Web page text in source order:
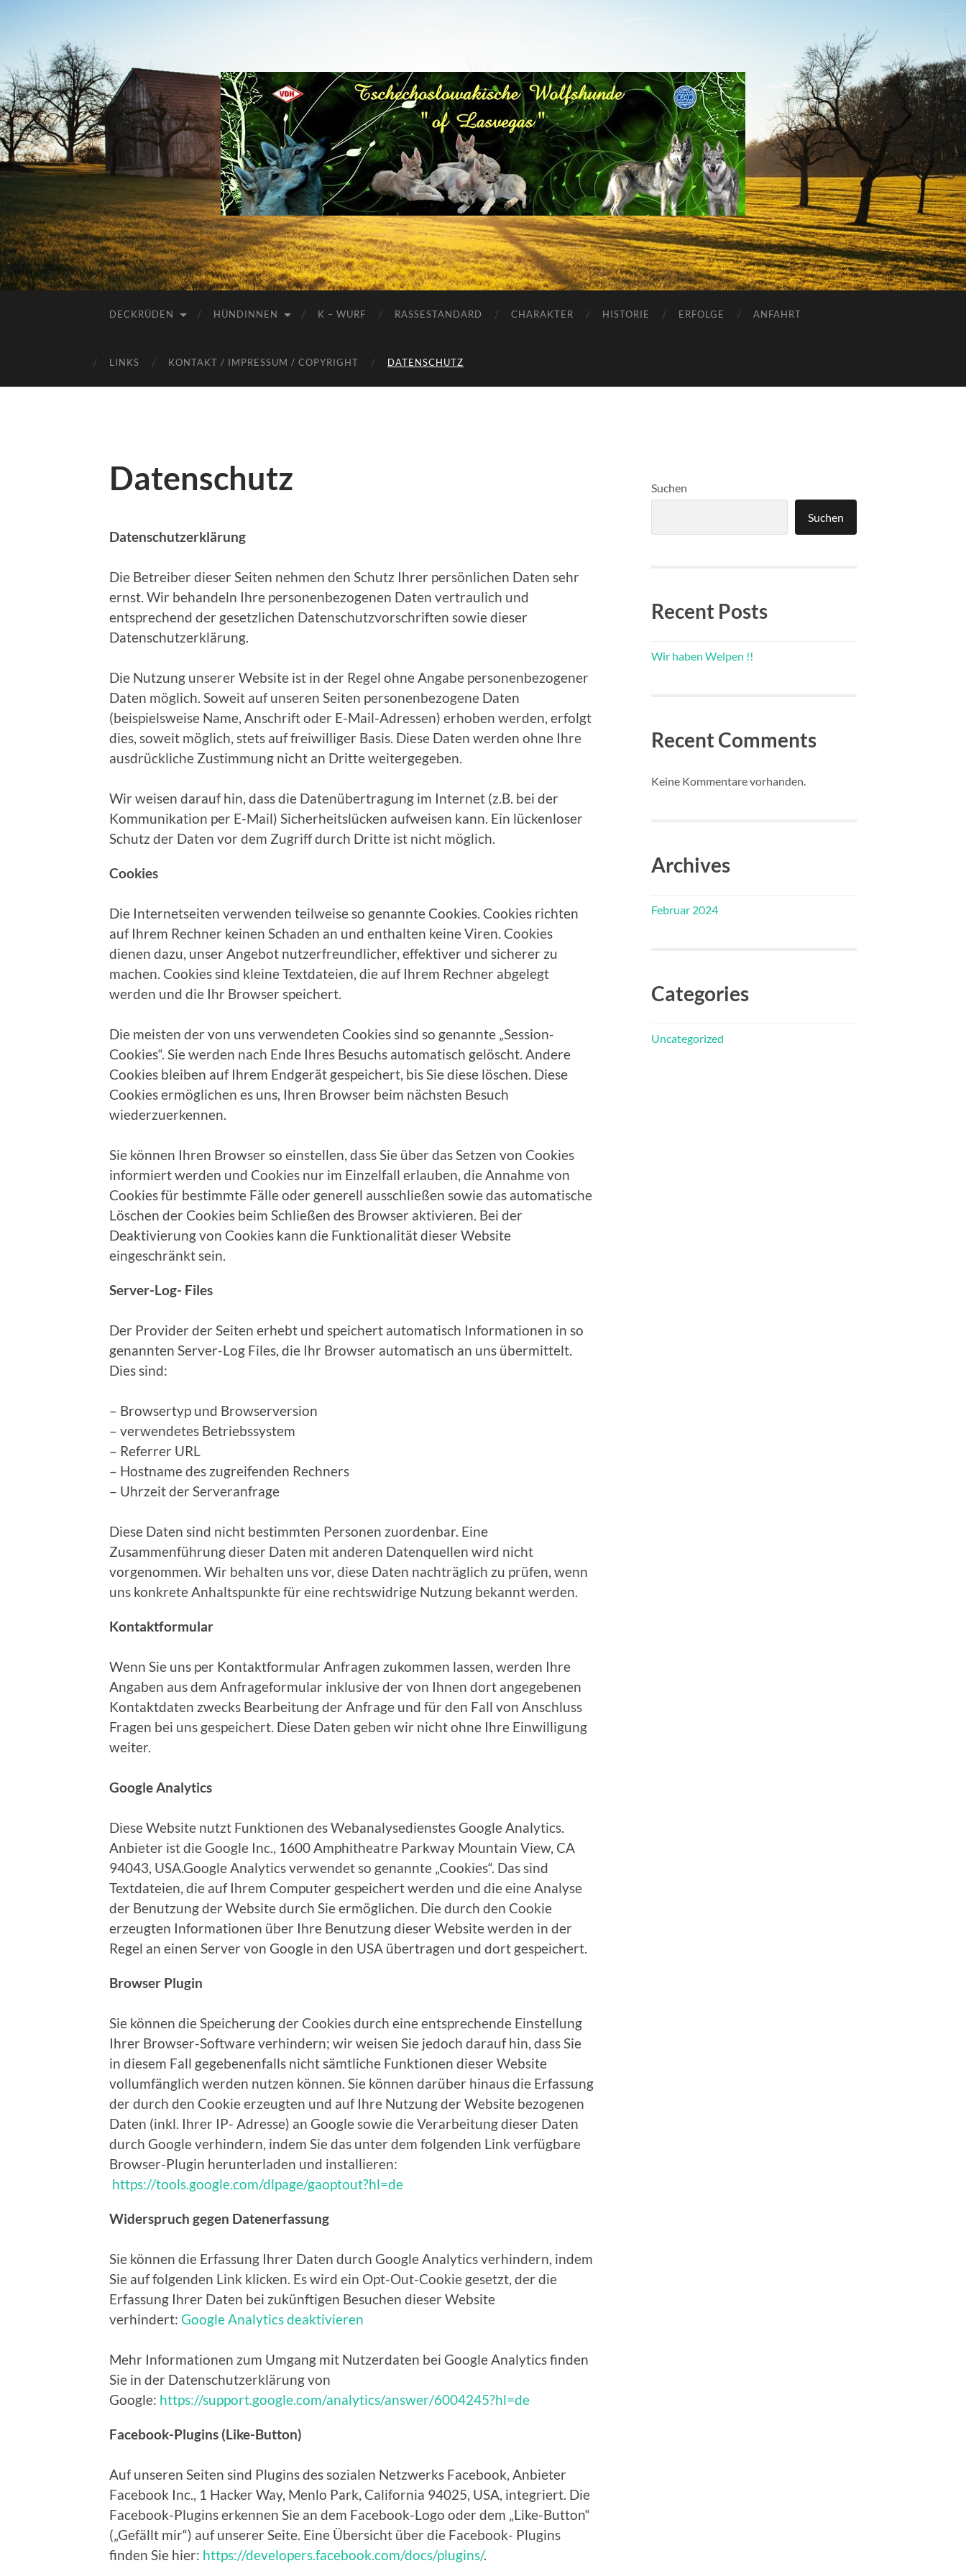
Tschechoslowakische
Wolfhunde
DECKRÜDEN HÜNDINNEN K – WURF RASSESTANDARD CHARAKTER HISTORIE ERFOLGE ANFAHRT
LINKS KONTAKT / IMPRESSUM / COPYRIGHT DATENSCHUTZ
Datenschutz
Datenschutzerklärung
Die Betreiber dieser Seiten nehmen den Schutz Ihrer persönlichen Daten sehr
ernst. Wir behandeln Ihre personenbezogenen Daten vertraulich und
entsprechend der gesetzlichen Datenschutzvorschriften sowie dieser
Datenschutzerklärung.
Die Nutzung unserer Website ist in der Regel ohne Angabe personenbezogener
Daten möglich. Soweit auf unseren Seiten personenbezogene Daten
(beispielsweise Name, Anschrift oder E-Mail-Adressen) erhoben werden, erfolgt
dies, soweit möglich, stets auf freiwilliger Basis. Diese Daten werden ohne Ihre
ausdrückliche Zustimmung nicht an Dritte weitergegeben.
Wir weisen darauf hin, dass die Datenübertragung im Internet (z.B. bei der
Kommunikation per E-Mail) Sicherheitslücken aufweisen kann. Ein lückenloser
Schutz der Daten vor dem Zugriff durch Dritte ist nicht möglich.
Cookies
Die Internetseiten verwenden teilweise so genannte Cookies. Cookies richten
auf Ihrem Rechner keinen Schaden an und enthalten keine Viren. Cookies
dienen dazu, unser Angebot nutzerfreundlicher, effektiver und sicherer zu
machen. Cookies sind kleine Textdateien, die auf Ihrem Rechner abgelegt
werden und die Ihr Browser speichert.
Die meisten der von uns verwendeten Cookies sind so genannte „Session-
Cookies“. Sie werden nach Ende Ihres Besuchs automatisch gelöscht. Andere
Cookies bleiben auf Ihrem Endgerät gespeichert, bis Sie diese löschen. Diese
Cookies ermöglichen es uns, Ihren Browser beim nächsten Besuch
wiederzuerkennen.
Sie können Ihren Browser so einstellen, dass Sie über das Setzen von Cookies
informiert werden und Cookies nur im Einzelfall erlauben, die Annahme von
Cookies für bestimmte Fälle oder generell ausschließen sowie das automatische
Löschen der Cookies beim Schließen des Browser aktivieren. Bei der
Deaktivierung von Cookies kann die Funktionalität dieser Website
eingeschränkt sein.
Server-Log- Files
Der Provider der Seiten erhebt und speichert automatisch Informationen in so
genannten Server-Log Files, die Ihr Browser automatisch an uns übermittelt.
Dies sind:
– Browsertyp und Browserversion
– verwendetes Betriebssystem
– Referrer URL
– Hostname des zugreifenden Rechners
– Uhrzeit der Serveranfrage
Diese Daten sind nicht bestimmten Personen zuordenbar. Eine
Zusammenführung dieser Daten mit anderen Datenquellen wird nicht
vorgenommen. Wir behalten uns vor, diese Daten nachträglich zu prüfen, wenn
uns konkrete Anhaltspunkte für eine rechtswidrige Nutzung bekannt werden.
Kontaktformular
Wenn Sie uns per Kontaktformular Anfragen zukommen lassen, werden Ihre
Angaben aus dem Anfrageformular inklusive der von Ihnen dort angegebenen
Kontaktdaten zwecks Bearbeitung der Anfrage und für den Fall von Anschluss
Fragen bei uns gespeichert. Diese Daten geben wir nicht ohne Ihre Einwilligung
weiter.
Google Analytics
Diese Website nutzt Funktionen des Webanalysedienstes Google Analytics.
Anbieter ist die Google Inc., 1600 Amphitheatre Parkway Mountain View, CA
94043, USA.Google Analytics verwendet so genannte „Cookies“. Das sind
Textdateien, die auf Ihrem Computer gespeichert werden und die eine Analyse
der Benutzung der Website durch Sie ermöglichen. Die durch den Cookie
erzeugten Informationen über Ihre Benutzung dieser Website werden in der
Regel an einen Server von Google in den USA übertragen und dort gespeichert.
Browser Plugin
Sie können die Speicherung der Cookies durch eine entsprechende Einstellung
Ihrer Browser-Software verhindern; wir weisen Sie jedoch darauf hin, dass Sie
in diesem Fall gegebenenfalls nicht sämtliche Funktionen dieser Website
vollumfänglich werden nutzen können. Sie können darüber hinaus die Erfassung
der durch den Cookie erzeugten und auf Ihre Nutzung der Website bezogenen
Daten (inkl. Ihrer IP- Adresse) an Google sowie die Verarbeitung dieser Daten
durch Google verhindern, indem Sie das unter dem folgenden Link verfügbare
Browser-Plugin herunterladen und installieren:
https://tools.google.com/dlpage/gaoptout?hl=de
Widerspruch gegen Datenerfassung
Sie können die Erfassung Ihrer Daten durch Google Analytics verhindern, indem
Sie auf folgenden Link klicken. Es wird ein Opt-Out-Cookie gesetzt, der die
Erfassung Ihrer Daten bei zukünftigen Besuchen dieser Website
verhindert: Google Analytics deaktivieren
Mehr Informationen zum Umgang mit Nutzerdaten bei Google Analytics finden
Sie in der Datenschutzerklärung von
Google: https://support.google.com/analytics/answer/6004245?hl=de
Facebook-Plugins (Like-Button)
Auf unseren Seiten sind Plugins des sozialen Netzwerks Facebook, Anbieter
Facebook Inc., 1 Hacker Way, Menlo Park, California 94025, USA, integriert. Die
Facebook-Plugins erkennen Sie an dem Facebook-Logo oder dem „Like-Button“
(„Gefällt mir“) auf unserer Seite. Eine Übersicht über die Facebook- Plugins
finden Sie hier: https://developers.facebook.com/docs/plugins/.
Suchen
Suchen
Recent Posts
Wir haben Welpen !!
Recent Comments
Keine Kommentare vorhanden.
Archives
Februar 2024
Categories
Uncategorized